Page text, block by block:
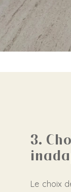
3.
Le choix